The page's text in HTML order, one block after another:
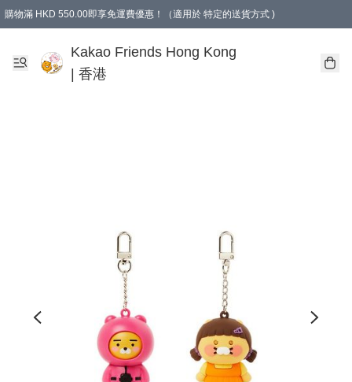
購物滿 HKD 550.00即享免運費優惠！（適用於 特定的送貨方式 )
Kakao Friends Hong Kong
| 香港